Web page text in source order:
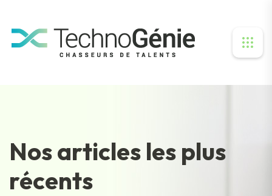
Nos articles les plus
récents